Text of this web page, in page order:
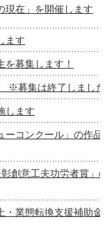
現在」を開催します
ます
を募集します！
※募集は終了しました
します
コンクール」の作品
創意工夫功労者賞」
・業態転換支援補助金